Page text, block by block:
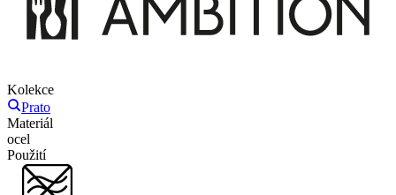
Kolekce
Prato
Materiál
ocel
Použití